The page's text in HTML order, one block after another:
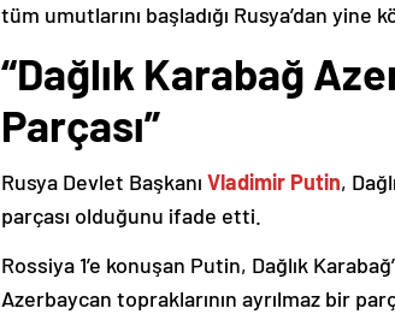
tüm umutlarını başladığı Rusya’dan yine
“Dağlık Karabağ
Parçası”
Rusya Devlet Başkanı Vladimir Putin,
parçası olduğunu ifade etti.
Rossiya 1’e konuşan Putin, Dağlık
Azerbaycan topraklarının ayrılmaz bir